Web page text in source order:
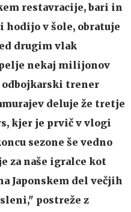
restavracije, bari in
v šole, obratuje
drugim vlak
nekaj milijonov
trener
deluje že tretje
kjer je prvič v vlogi
sezone še vedno
za naše igralce kot
Japonskem del večjih
postreže z